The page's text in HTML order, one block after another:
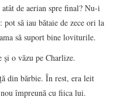
de aerian spre final? Nu-i
să iau bătaie de zece ori la
să suport bine loviturile.
o văzu pe Charlize.
din bărbie. În rest, era leit
împreună cu fiica lui.